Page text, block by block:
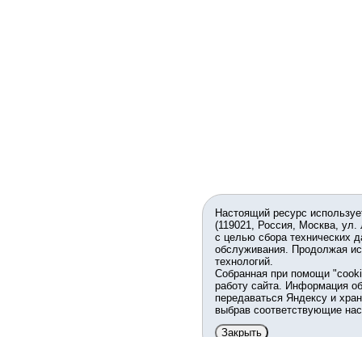
Настоящий ресурс
(119021, Россия, Москва,
с целью сбора технических
обслуживания. Продолжая
технологий.
Собранная при помощи
работу сайта. Информация
передаваться Яндексу и
выбрав соответствующие
Закрыть